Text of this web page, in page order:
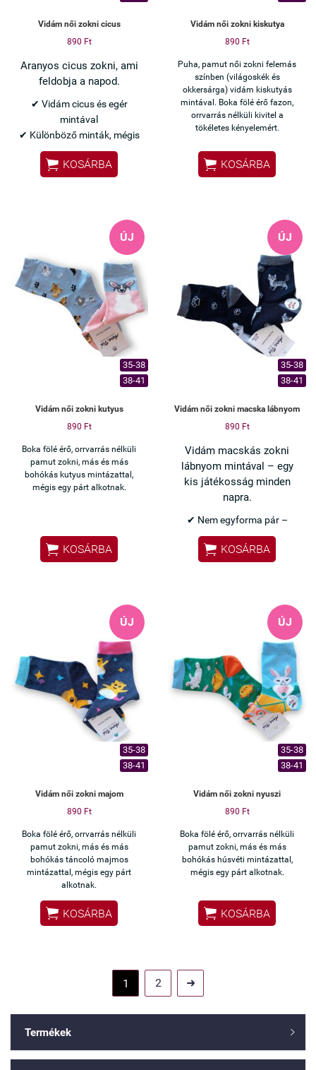
Vidám női zokni cicus
890 Ft
Aranyos cicus zokni, ami
feldobja a napod.
✔ Vidám cicus és egér
mintával
✔ Különböző minták, mégis
egy pár
✔ Pamut anyag – kényelmes
viselet
✔ Boka fölé érő fazon
Tökéletes választás, ha egy
kényelmes és vidám zoknit
keresel a hétköznapokra.
 KOSÁRBA
Vidám női zokni kiskutya
890 Ft
Puha, pamut női zokni felemás
színben (világoskék és
okkersárga) vidám kiskutyás
mintával. Boka fölé érő fazon,
orrvarrás nélküli kivitel a
tökéletes kényelemért.
 KOSÁRBA
ÚJ
35-38
38-41
Vidám női zokni kutyus
890 Ft
Boka fölé érő, orrvarrás nélküli
pamut zokni, más és más
bohókás kutyus mintázattal,
mégis egy párt alkotnak.
 KOSÁRBA
ÚJ
35-38
38-41
Vidám női zokni macska lábnyom
890 Ft
Vidám macskás zokni
lábnyom mintával – egy
kis játékosság minden
napra.
✔ Nem egyforma pár –
különleges megjelenés
✔ Macska és lábnyom minta
– vidám, bohókás
✔ Pamut anyag – kényelmes
✔ Bokazokni fazon –
mindennapi használatra
Ha szereted az egyedi, mosolyt
csaló darabokat, ezt imádni
fogod.
 KOSÁRBA
ÚJ
35-38
38-41
Vidám női zokni majom
890 Ft
Boka fölé érő, orrvarrás nélküli
pamut zokni, más és más
bohókás táncoló majmos
mintázattal, mégis egy párt
alkotnak.
 KOSÁRBA
ÚJ
35-38
38-41
Vidám női zokni nyuszi
890 Ft
Boka fölé érő, orrvarrás nélküli
pamut zokni, más és más
bohókás húsvéti mintázattal,
mégis egy párt alkotnak.
 KOSÁRBA
1 2 
Termékek 